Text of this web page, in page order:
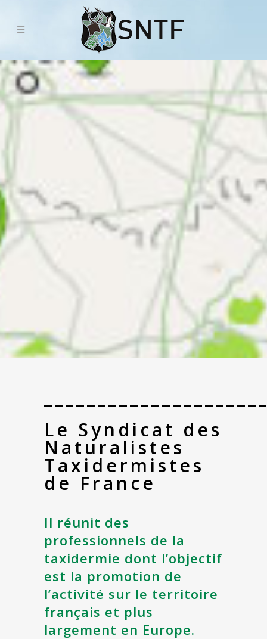
Le Syndicat des
Naturalistes
Taxidermistes
de France
Il réunit des
professionnels de la
taxidermie dont l’objectif
est la promotion de
l’activité sur le territoire
français et plus
largement en Europe.